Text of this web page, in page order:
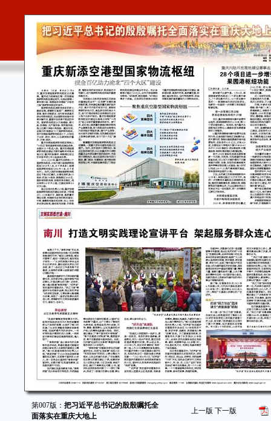
第007版： 把习近平总书记的殷殷嘱托全
面落实在重庆大地上
上一版 下一版